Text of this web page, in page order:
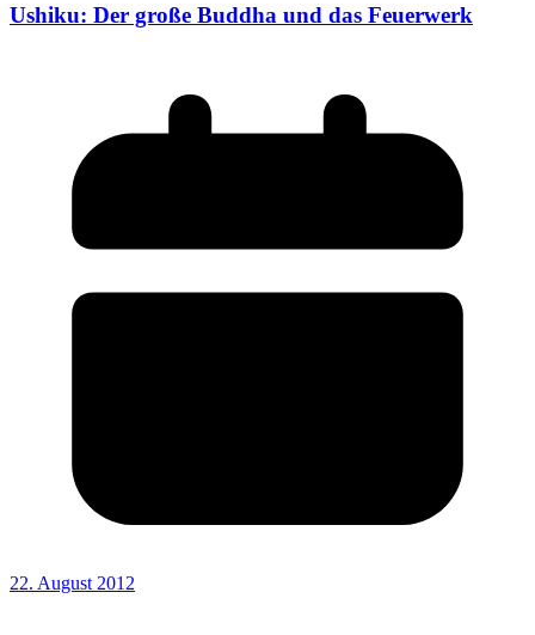
Ushiku: Der große Buddha und das Feuerwerk
22. August 2012